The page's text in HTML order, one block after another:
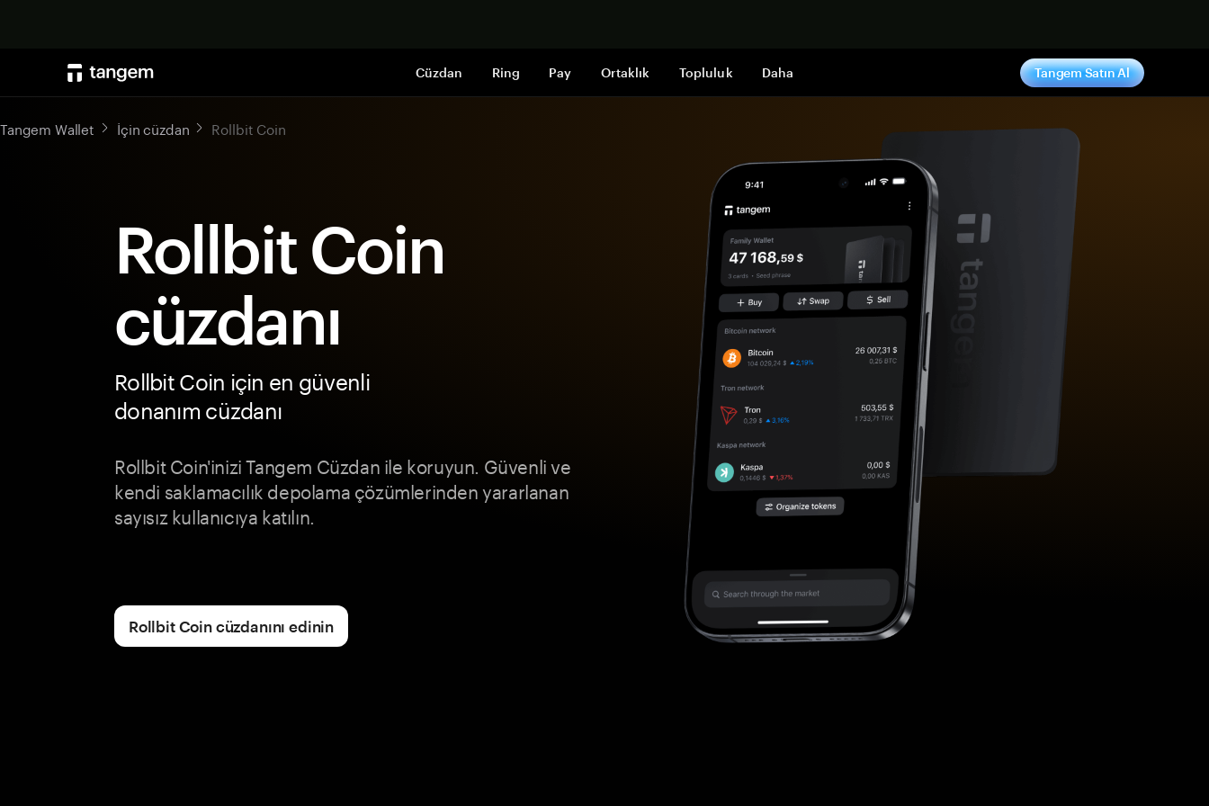
Cüzdan Ring Pay Ortaklık Topluluk Daha Tangem Satın Al
Tangem Wallet İçin cüzdan Rollbit Coin
Rollbit Coin
cüzdanı
Rollbit Coin için en güvenli
donanım cüzdanı
Rollbit Coin'inizi Tangem Cüzdan ile koruyun. Güvenli ve
kendi saklamacılık depolama çözümlerinden yararlanan
sayısız kullanıcıya katılın.
Rollbit Coin cüzdanını edinin